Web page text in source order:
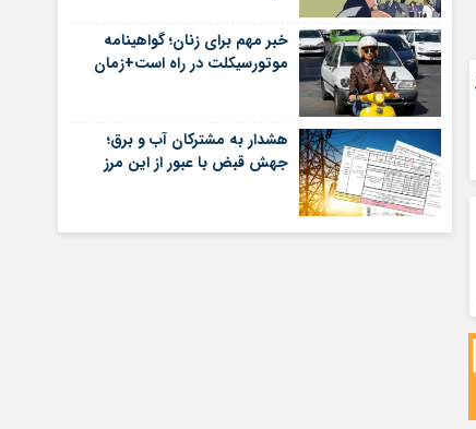
خبر مهم برای زنان؛ گواهینامه
موتورسیکلت در راه است+زمان
هشدار به مشترکان آب و برق؛
جهش قبض با عبور از این مرز